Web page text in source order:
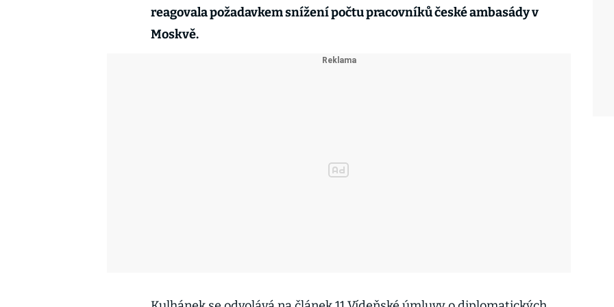
reagovala požadavkem snížení počtu pracovníků české ambasády v
Moskvě.